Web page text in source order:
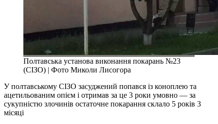
Полтавська установа виконання покарань №23
(СІЗО) | Фото Миколи Лисогора
У полтавському СІЗО засуджений попався із коноплею та
ацетильованим опієм і отримав за це 3 роки умовно — за
сукупністю злочинів остаточне покарання склало 5 років 3
місяці